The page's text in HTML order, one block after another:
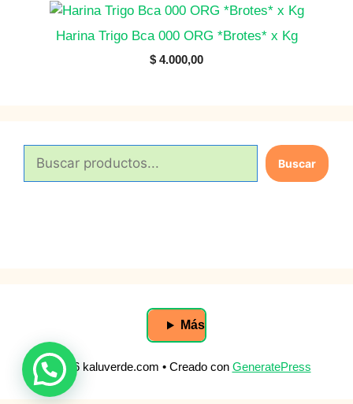
Harina Trigo Bca 000 ORG *Brotes* x Kg
$ 4.000,00
Buscar
Más
© 2026 kaluverde.com • Creado con GeneratePress